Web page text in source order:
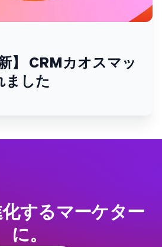
】 CRMカオスマッ
ました
するマーケター
に。